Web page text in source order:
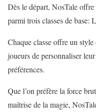
Dès le départ, NosTale
parmi trois classes de base:
Chaque classe offre un
joueurs de personnaliser
préférences.
Que l’on préfère la force
maîtrise de la magie,